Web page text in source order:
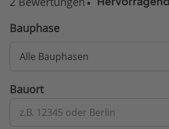
Bauphase
Alle Bauphasen
Bauort
z.B. 12345 oder Berlin